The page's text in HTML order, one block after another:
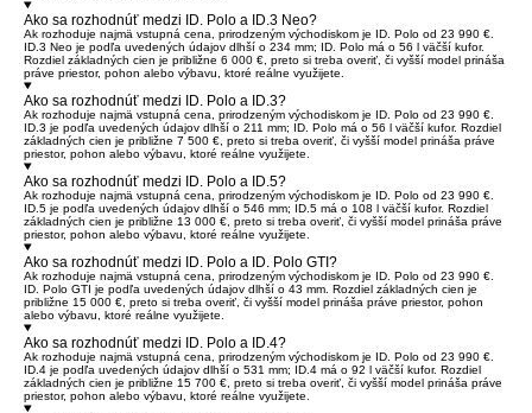
Ako sa rozhodnúť medzi ID. Polo a ID.3 Neo?
Ak rozhoduje najmä vstupná cena, prirodzeným východiskom je ID. Polo od 23 990 €.
ID.3 Neo je podľa uvedených údajov dlhší o 234 mm; ID. Polo má o 56 l väčší kufor.
Rozdiel základných cien je približne 6 000 €, preto si treba overiť, či vyšší model prináša
práve priestor, pohon alebo výbavu, ktoré reálne využijete.
Ako sa rozhodnúť medzi ID. Polo a ID.3?
Ak rozhoduje najmä vstupná cena, prirodzeným východiskom je ID. Polo od 23 990 €.
ID.3 je podľa uvedených údajov dlhší o 211 mm; ID. Polo má o 56 l väčší kufor. Rozdiel
základných cien je približne 7 500 €, preto si treba overiť, či vyšší model prináša práve
priestor, pohon alebo výbavu, ktoré reálne využijete.
Ako sa rozhodnúť medzi ID. Polo a ID.5?
Ak rozhoduje najmä vstupná cena, prirodzeným východiskom je ID. Polo od 23 990 €.
ID.5 je podľa uvedených údajov dlhší o 546 mm; ID.5 má o 108 l väčší kufor. Rozdiel
základných cien je približne 13 000 €, preto si treba overiť, či vyšší model prináša práve
priestor, pohon alebo výbavu, ktoré reálne využijete.
Ako sa rozhodnúť medzi ID. Polo a ID. Polo GTI?
Ak rozhoduje najmä vstupná cena, prirodzeným východiskom je ID. Polo od 23 990 €.
ID. Polo GTI je podľa uvedených údajov dlhší o 43 mm. Rozdiel základných cien je
približne 15 000 €, preto si treba overiť, či vyšší model prináša práve priestor, pohon
alebo výbavu, ktoré reálne využijete.
Ako sa rozhodnúť medzi ID. Polo a ID.4?
Ak rozhoduje najmä vstupná cena, prirodzeným východiskom je ID. Polo od 23 990 €.
ID.4 je podľa uvedených údajov dlhší o 531 mm; ID.4 má o 92 l väčší kufor. Rozdiel
základných cien je približne 15 700 €, preto si treba overiť, či vyšší model prináša práve
priestor, pohon alebo výbavu, ktoré reálne využijete.